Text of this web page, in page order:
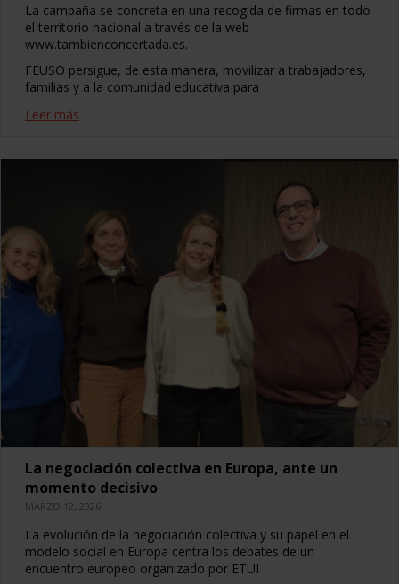
La campaña se concreta en una recogida de firmas en todo
el territorio nacional a través de la web
www.tambienconcertada.es.
FEUSO persigue, de esta manera, movilizar a trabajadores,
familias y a la comunidad educativa para
Leer más
La negociación colectiva en Europa, ante un
momento decisivo
MARZO 12, 2026
La evolución de la negociación colectiva y su papel en el
modelo social en Europa centra los debates de un
encuentro europeo organizado por ETUI